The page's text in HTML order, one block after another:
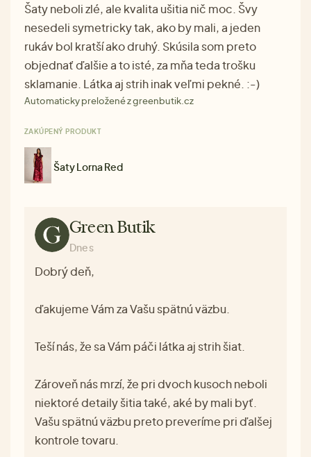
Šaty neboli zlé, ale kvalita ušitia nič moc. Švy
nesedeli symetricky tak, ako by mali, a jeden
rukáv bol kratší ako druhý. Skúsila som preto
objednať ďalšie a to isté, za mňa teda trošku
sklamanie. Látka aj strih inak veľmi pekné. :-)
Automaticky preložené z greenbutik.cz
ZAKÚPENÝ PRODUKT
Šaty Lorna Red
Green Butik
Dnes
Dobrý deň,
ďakujeme Vám za Vašu spätnú väzbu.
Teší nás, že sa Vám páči látka aj strih šiat.
Zároveň nás mrzí, že pri dvoch kusoch neboli
niektoré detaily šitia také, aké by mali byť.
Vašu spätnú väzbu preto preveríme pri ďalšej
kontrole tovaru.